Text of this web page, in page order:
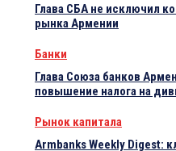
Глава СБА не исключил
рынка Армении
Банки
Глава Союза банков
повышение налога на
Рынок капитала
Armbanks Weekly Digest: